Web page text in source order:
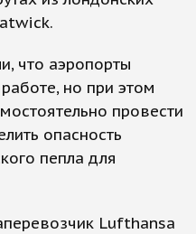
что аэропорты
но при этом
провести
опасность
пепла для
Lufthansa